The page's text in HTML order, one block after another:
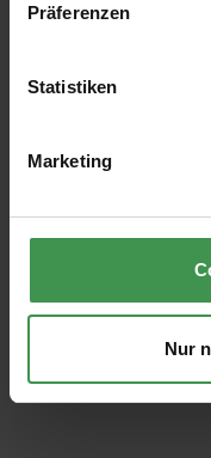
Präferenzen
Statistiken
Marketing
Nur
E-Mail-Adresse*
Ich habe die
einverstanden.